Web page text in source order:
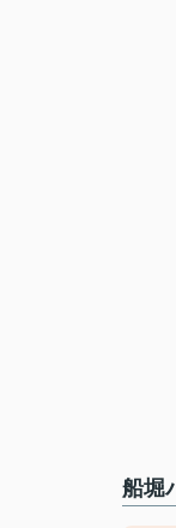
船堀